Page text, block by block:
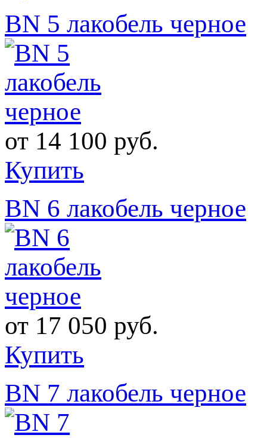
BN 5 лакобель черное
от 14 100 руб.
Купить
BN 6 лакобель черное
от 17 050 руб.
Купить
BN 7 лакобель черное